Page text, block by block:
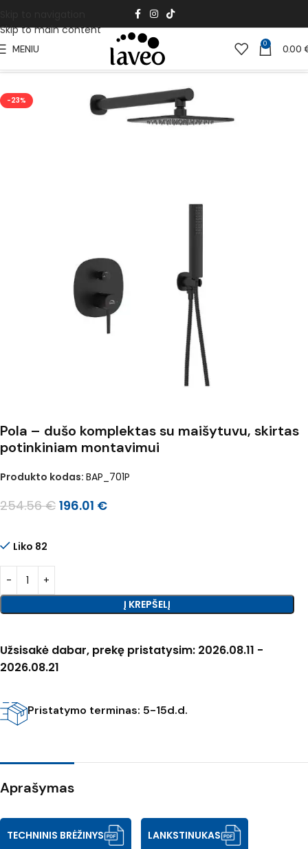
Skip to main content
MENIU 0 0.00
Pradžia Vonios Kambariui Vonios maišytuvai
-23%
Pola – dušo komplektas su maišytuvu, skirtas
potinkiniam montavimui
Produkto kodas: BAP_701P
254.56€ 196.01 €
Liko 82
Į KREPŠELĮ
Užsisakė dabar, prekę pristatysim: 2026.08.11 -
2026.08.21
Pristatymo terminas: 5-15d.d.
Aprašymas
TECHNINIS BRĖŽINYS LANKSTINUKAS